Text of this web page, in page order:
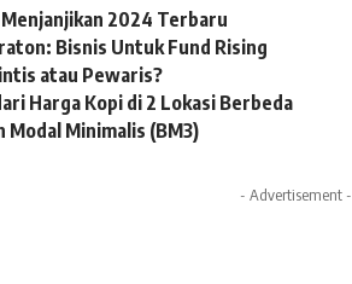
2024 Terbaru
Bisnis Untuk Fund Rising
atau Pewaris?
Harga Kopi di 2 Lokasi Berbeda
Modal Minimalis (BM3)
- Advertisement -